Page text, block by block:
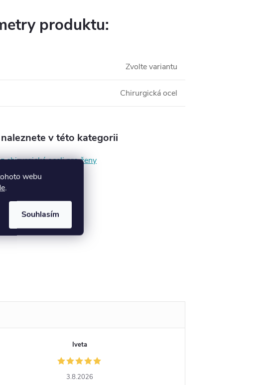
webu
.
Souhlasím
produktu:
Zvolte variantu
Chirurgická ocel
v této kategorii
chirurgické oceli pro ženy
Iveta
3.8.2026